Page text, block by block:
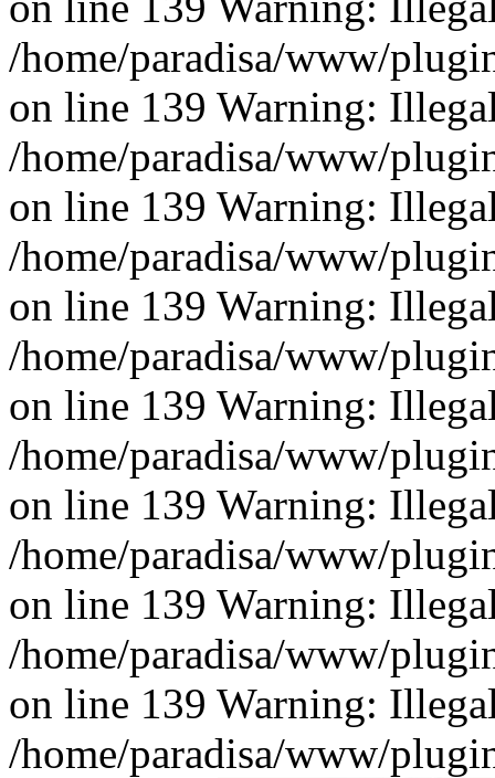
/home/paradisa/www/
on line 139 Warning:
/home/paradisa/www/
on line 139 Warning:
/home/paradisa/www/
on line 139 Warning:
/home/paradisa/www/
on line 139 Warning:
/home/paradisa/www/
on line 139 Warning:
/home/paradisa/www/
on line 139 Warning:
/home/paradisa/www/
on line 139 Warning:
/home/paradisa/www/